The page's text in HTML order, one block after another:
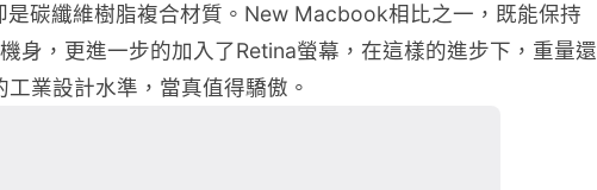
碳纖維樹脂複合材質。New Macbook相比之一，既能保持
身，更進一步的加入了Retina螢幕，在這樣的進步下，重量還
業設計水準，當真值得驕傲。